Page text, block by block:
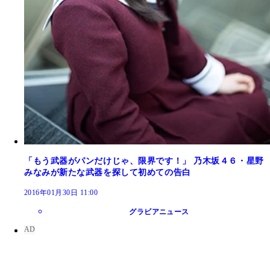
「もう武器がパンだけじゃ、限界です！」 乃木坂４６・星野
みなみが新たな武器を探して初めての告白
2016年01月30日 11:00
グラビアニュース